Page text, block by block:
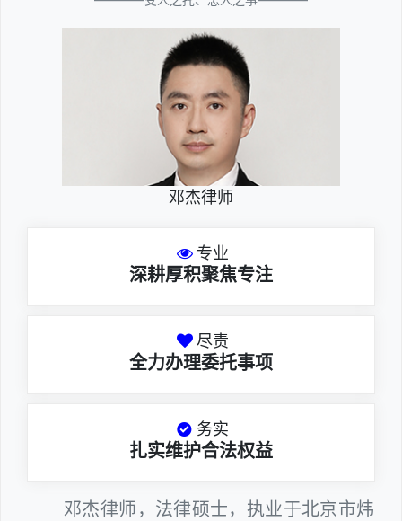
邓杰律师
专业
深耕厚积聚焦专注
尽责
全力办理委托事项
务实
扎实维护合法权益
邓杰律师，法律硕士，执业于北京市炜